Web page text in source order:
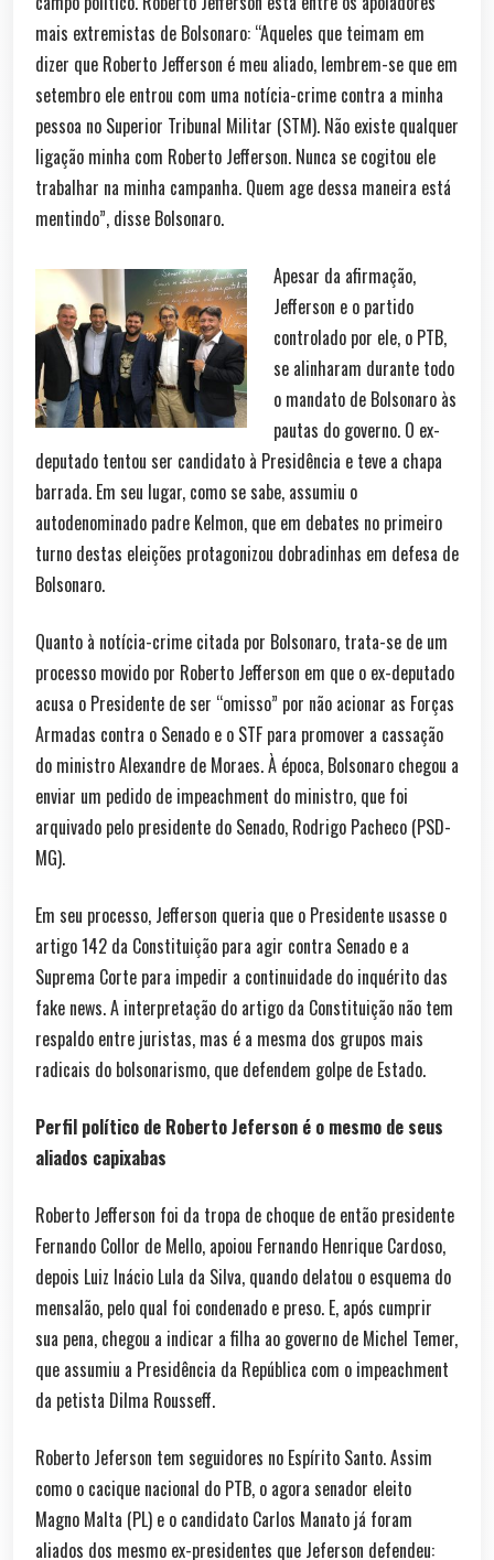
mais extremistas de Bolsonaro: “Aqueles que teimam em
dizer que Roberto Jefferson é meu aliado, lembrem-se que em
setembro ele entrou com uma notícia-crime contra a minha
pessoa no Superior Tribunal Militar (STM). Não existe qualquer
ligação minha com Roberto Jefferson. Nunca se cogitou ele
trabalhar na minha campanha. Quem age dessa maneira está
mentindo”, disse Bolsonaro.
Apesar da afirmação,
Jefferson e o partido
controlado por ele, o PTB,
se alinharam durante todo
o mandato de Bolsonaro às
pautas do governo. O ex-
deputado tentou ser candidato à Presidência e teve a chapa
barrada. Em seu lugar, como se sabe, assumiu o
autodenominado padre Kelmon, que em debates no primeiro
turno destas eleições protagonizou dobradinhas em defesa de
Bolsonaro.
Quanto à notícia-crime citada por Bolsonaro, trata-se de um
processo movido por Roberto Jefferson em que o ex-deputado
acusa o Presidente de ser “omisso” por não acionar as Forças
Armadas contra o Senado e o STF para promover a cassação
do ministro Alexandre de Moraes. À época, Bolsonaro chegou a
enviar um pedido de impeachment do ministro, que foi
arquivado pelo presidente do Senado, Rodrigo Pacheco (PSD-
MG).
Em seu processo, Jefferson queria que o Presidente usasse o
artigo 142 da Constituição para agir contra Senado e a
Suprema Corte para impedir a continuidade do inquérito das
fake news. A interpretação do artigo da Constituição não tem
respaldo entre juristas, mas é a mesma dos grupos mais
radicais do bolsonarismo, que defendem golpe de Estado.
Perfil político de Roberto Jeferson é o mesmo de seus
aliados capixabas
Roberto Jefferson foi da tropa de choque de então presidente
Fernando Collor de Mello, apoiou Fernando Henrique Cardoso,
depois Luiz Inácio Lula da Silva, quando delatou o esquema do
mensalão, pelo qual foi condenado e preso. E, após cumprir
sua pena, chegou a indicar a filha ao governo de Michel Temer,
que assumiu a Presidência da República com o impeachment
da petista Dilma Rousseff.
Roberto Jeferson tem seguidores no Espírito Santo. Assim
como o cacique nacional do PTB, o agora senador eleito
Magno Malta (PL) e o candidato Carlos Manato já foram
aliados dos mesmo ex-presidentes que Jeferson defendeu: